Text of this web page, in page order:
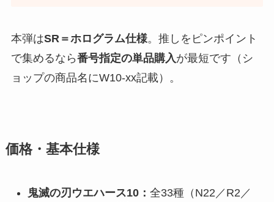
本弾はSR＝ホログラム仕様。推しをピンポイント
で集めるなら番号指定の単品購入が最短です（シ
ョップの商品名にW10-xx記載）。
価格・基本仕様
鬼滅の刃ウエハース10： 全33種（N22／R2／